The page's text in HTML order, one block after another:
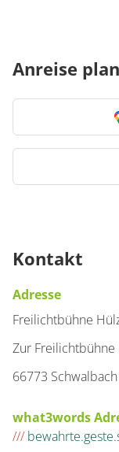
Anreise
Kontakt
Adresse
Freilichtbühne
Zur Freilichtbühne
66773 Schwalbach
what3words
///